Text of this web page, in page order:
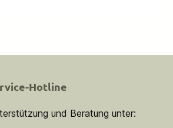
Hotline
und Beratung unter: